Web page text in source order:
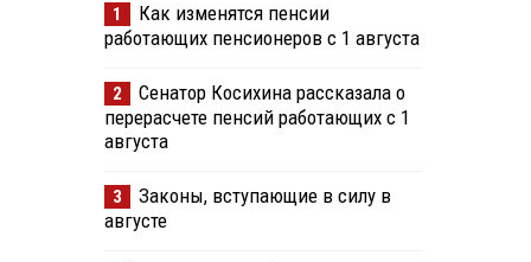
1
Как изменятся пенсии
работающих пенсионеров с 1 августа
2
Сенатор Косихина рассказала о
перерасчете пенсий работающих с 1
августа
3
Законы, вступающие в силу в
августе